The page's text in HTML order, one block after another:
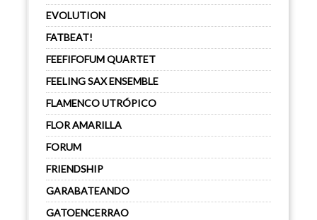
EVOLUTION
FATBEAT!
FEEFIFOFUM QUARTET
FEELING SAX ENSEMBLE
FLAMENCO UTRÓPICO
FLOR AMARILLA
FORUM
FRIENDSHIP
GARABATEANDO
GATOENCERRAO